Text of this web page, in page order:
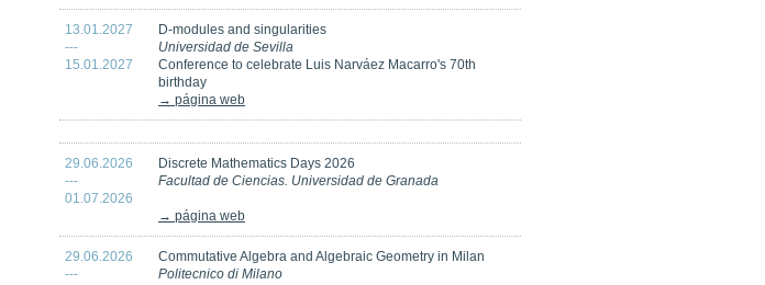
13.01.2027
---
15.01.2027
D-modules and singularities
Universidad de Sevilla
Conference to celebrate Luis Narváez Macarro's 70th
birthday
→ página web
29.06.2026
---
01.07.2026
Discrete Mathematics Days 2026
Facultad de Ciencias. Universidad de Granada
→ página web
29.06.2026
---
Commutative Algebra and Algebraic Geometry in Milan
Politecnico di Milano